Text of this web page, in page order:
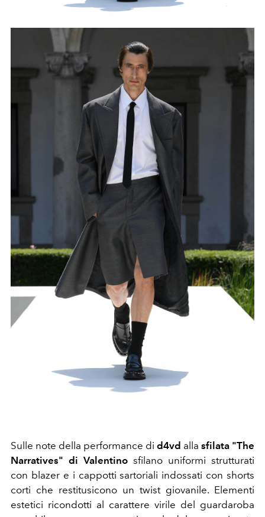
Sulle note della performance di d4vd alla sfilata "The
Narratives" di Valentino sfilano uniformi strutturati
con blazer e i cappotti sartoriali indossati con shorts
corti che restitusicono un twist giovanile. Elementi
estetici ricondotti al carattere virile del guardaroba